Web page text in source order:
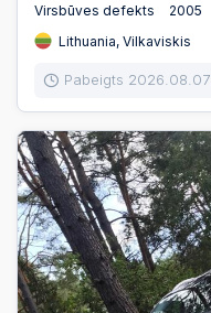
Virsbūves defekts 2005
Lithuania, Vilkaviskis
Pabeigts 2026.08.07